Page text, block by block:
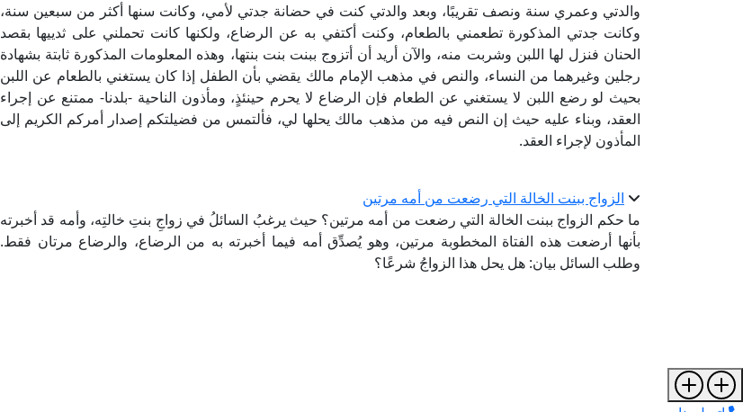
والدتي وعمري سنة ونصف تقريبًا، وبعد والدتي كنت في حضانة جدتي لأمي، وكانت سنها أكثر من سبعين سنة،
وكانت جدتي المذكورة تطعمني بالطعام، وكنت أكتفي به عن الرضاع، ولكنها كانت تحملني على ثدييها بقصد
الحنان فنزل لها اللبن وشربت منه، والآن أريد أن أتزوج ببنت بنت بنتها، وهذه المعلومات المذكورة ثابتة بشهادة
رجلين وغيرهما من النساء، والنص في مذهب الإمام مالك يقضي بأن الطفل إذا كان يستغني بالطعام عن اللبن
بحيث لو رضع اللبن لا يستغني عن الطعام فإن الرضاع لا يحرم حينئذٍ، ومأذون الناحية -بلدنا- ممتنع عن إجراء
العقد، وبناء عليه حيث إن النص فيه من مذهب مالك يحلها لي، فألتمس من فضيلتكم إصدار أمركم الكريم إلى
المأذون لإجراء العقد.
الزواج ببنت الخالة التي رضعت من أمه مرتين
ما حكم الزواج ببنت الخالة التي رضعت من أمه مرتين؟ حيث يرغبُ السائلُ في زواجِ بنتِ خالتِه، وأمه قد أخبرته
بأنها أرضعت هذه الفتاة المخطوبة مرتين، وهو يُصدِّق أمه فيما أخبرته به من الرضاع، والرضاع مرتان فقط.
وطلب السائل بيان: هل يحل هذا الزواجُ شرعًا؟